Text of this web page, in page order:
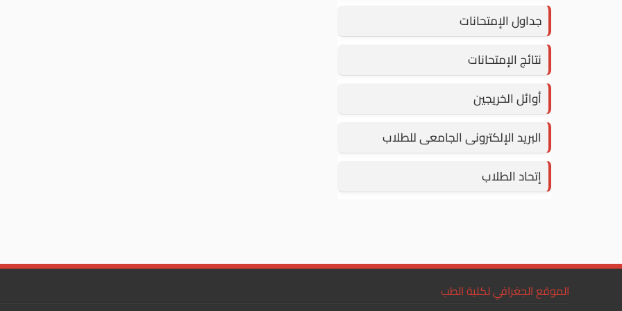
جداول الإمتحانات
نتائج الإمتحانات
أوائل الخريجين
البريد الإلكترونى الجامعى للطلاب
إتحاد الطلاب
الموقع الجغرافي لكلية الطب